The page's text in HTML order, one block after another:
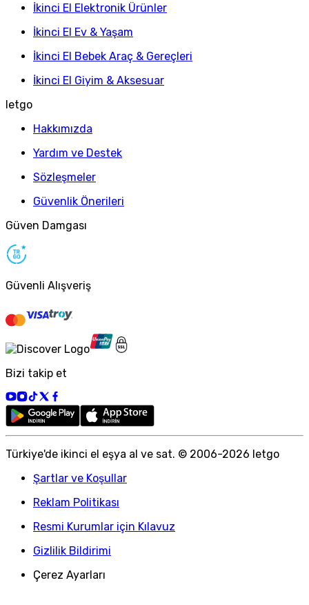
İkinci El Elektronik Ürünler
İkinci El Ev & Yaşam
İkinci El Bebek Araç & Gereçleri
İkinci El Giyim & Aksesuar
letgo
Hakkımızda
Yardım ve Destek
Sözleşmeler
Güvenlik Önerileri
Güven Damgası
Güvenli Alışveriş
Bizi takip et
Türkiye'de ikinci el eşya al ve sat. © 2006-2026 letgo
Şartlar ve Koşullar
Reklam Politikası
Resmi Kurumlar için Kılavuz
Gizlilik Bildirimi
Çerez Ayarları